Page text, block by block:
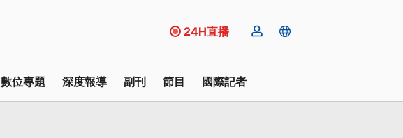
24H直播
數位專題 深度報導 副刊 節目 國際記者